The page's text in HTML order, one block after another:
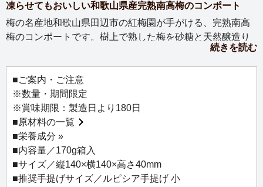
凍らせてもおいしい和歌山県産完熟南高梅のコンポート
梅の名産地和歌山県田辺市の紅梅園が手がける、完熟南高
梅のコンポートです。樹上で熟した梅を砂糖と天然醸造り
んご酢に漬け込み、素材のやさしい甘酸っぱさを引き出し
ました。ふっくらやわらかな果肉から、華やかな香りとジ
ューシーな果汁が広がります。おすすめは、凍らせて楽し
む「アイス梅」。ひんやりとした口当たりと爽やかな酸味
が際立ち、夏のお茶請けに最適。伝統的な焙煎の烏龍茶や
深蒸し煎茶と好相性。可愛らしいパッケージも目を惹く、
梅の魅力を存分に味わえる上質な逸品です。
続きを読む
■ご案内・ご注意
※数量・期間限定
※賞味期限：製造日より180日
■原材料の一覧
■栄養成分 »
■内容量／170g箱入
■サイズ／縦140×横140×高さ40mm
■推奨手提げサイズ／ルピシア手提げ 小